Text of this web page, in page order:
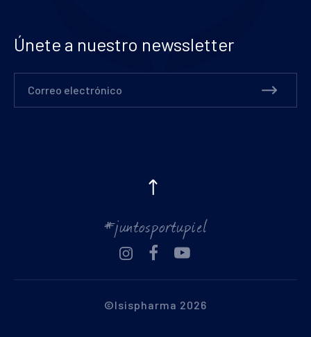
Únete a nuestro newssletter
Correo electrónico
#juntosportupiel
©Isispharma 2026